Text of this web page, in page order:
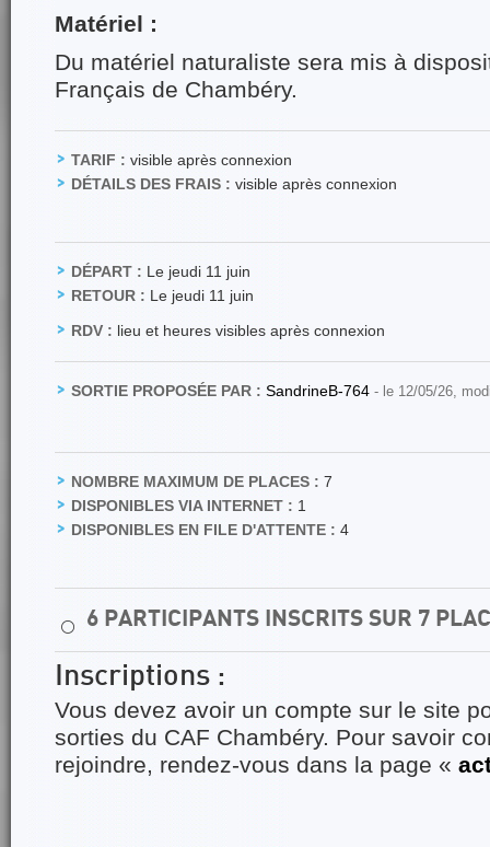
Matériel :
Du matériel naturaliste sera mis à
Français de Chambéry.
TARIF : visible après connexion
DÉTAILS DES FRAIS : visible après connexion
DÉPART : Le jeudi 11 juin
RETOUR : Le jeudi 11 juin
RDV : lieu et heures visibles après connexion
SORTIE PROPOSÉE PAR : SandrineB-764 - le 12/05/26,
NOMBRE MAXIMUM DE PLACES : 7
DISPONIBLES VIA INTERNET : 1
DISPONIBLES EN FILE D'ATTENTE : 4
⚪ 6 PARTICIPANTS INSCRITS SUR 7
Inscriptions :
Vous devez avoir un compte sur le site
sorties du CAF Chambéry. Pour savoir
rejoindre, rendez-vous dans la page «